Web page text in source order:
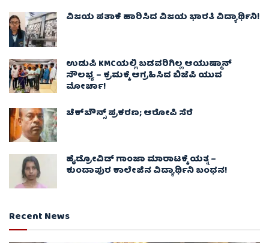
ವಿಜಯ ಪತಾಕೆ ಹಾರಿಸಿದ ವಿಜಯ ಭಾರತಿ ವಿದ್ಯಾರ್ಥಿನಿ!
ಉಡುಪಿ KMCಯಲ್ಲಿ ಬಡವರಿಗಿಲ್ಲ ಆಯುಷ್ಮಾನ್
ಸೌಲಭ್ಯ – ಕ್ರಮಕ್ಕೆ ಆಗ್ರಹಿಸಿದ ಬಿಜೆಪಿ ಯುವ
ಮೋರ್ಚಾ!
ಚೆಕ್​ಬೌನ್ಸ್​ ಪ್ರಕರಣ; ಆರೋಪಿ ಸೆರೆ
ಹೈಡ್ರೋವಿಡ್ ಗಾಂಜಾ ಮಾರಾಟಕ್ಕೆ ಯತ್ನ –
ಕುಂದಾಪುರ ಕಾಲೇಜಿನ ವಿದ್ಯಾರ್ಥಿನಿ ಬಂಧನ!
Recent News